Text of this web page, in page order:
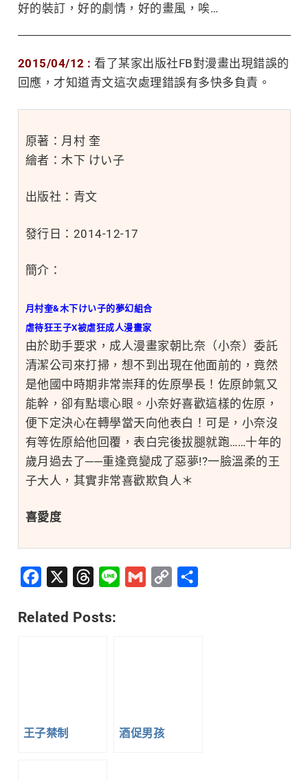
好的裝訂，好的劇情，好的畫風，唉…
2015/04/12 : 看了某家出版社FB對漫畫出現錯誤的
回應，才知道青文這次處理錯誤有多快多負責。
原著：月村 奎
繪者：木下 けい子
出版社：青文
發行日：2014-12-17
簡介：
月村奎&木下けい子的夢幻組合
虐待狂王子X被虐狂成人漫畫家
由於助手要求，成人漫畫家朝比奈（小奈）委託
清潔公司來打掃，想不到出現在他面前的，竟然
是他國中時期非常崇拜的佐原學長！佐原帥氣又
能幹，卻有點壞心眼。小奈好喜歡這樣的佐原，
便下定決心在轉學當天向他表白！可是，小奈沒
有等佐原給他回覆，表白完後拔腿就跑……十年的
歲月過去了──重逢竟變成了惡夢!?一臉溫柔的王
子大人，其實非常喜歡欺負人＊
喜愛度
Facebook Threads
Line Gmail
Copy
Related Posts:
王子禁制 酒促男孩